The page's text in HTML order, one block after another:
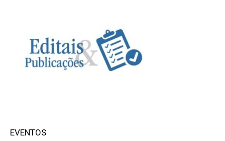
EVENTOS